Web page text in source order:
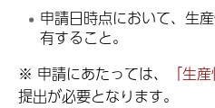
申請日時点において、生
有すること。
※ 申請にあたっては、
「生
提出が必要となります。